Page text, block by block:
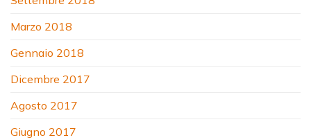
Marzo 2018
Gennaio 2018
Dicembre 2017
Agosto 2017
Giugno 2017